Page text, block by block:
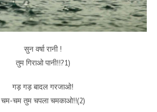
सुन वर्षा रानी !
तुम गिराओ पानी!!?1)
गड़ गड़ बादल गरजाओ!
चम-चम तुम चपला चमकाओ!!(2)